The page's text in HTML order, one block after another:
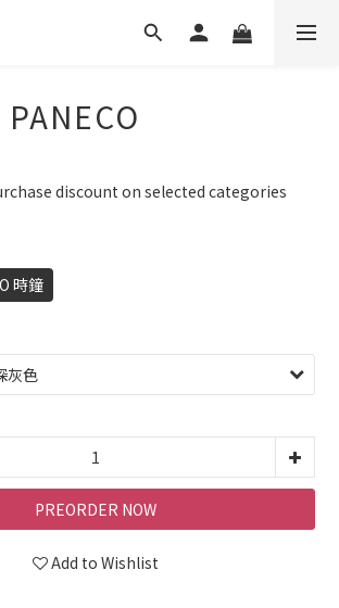
discount on selected categories
時鐘
PREORDER NOW
Add to Wishlist